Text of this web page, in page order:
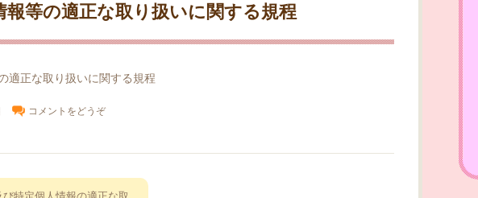
報等の適正な取り扱いに関する規程
適正な取り扱いに関する規程
コメントをどうぞ
特定個人情報の適正な取